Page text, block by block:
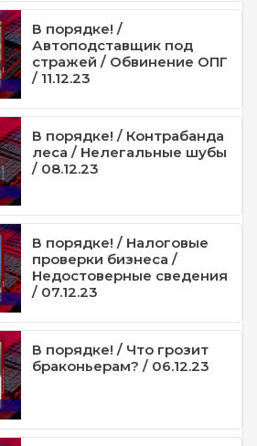
В порядке! /
Автоподставщик под
стражей / Обвинение ОПГ
/ 11.12.23
В порядке! / Контрабанда
леса / Нелегальные шубы
/ 08.12.23
В порядке! / Налоговые
проверки бизнеса /
Недостоверные сведения
/ 07.12.23
В порядке! / Что грозит
браконьерам? / 06.12.23